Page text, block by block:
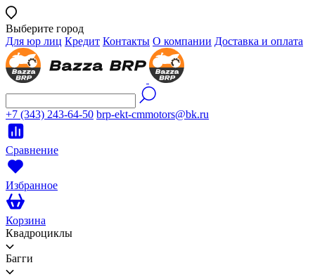
Выберите город
Для юр лиц Кредит Контакты О компании Доставка и оплата
+7 (343) 243-64-50 brp-ekt-cmmotors@bk.ru
Сравнение
Избранное
Корзина
Квадроциклы
Багги